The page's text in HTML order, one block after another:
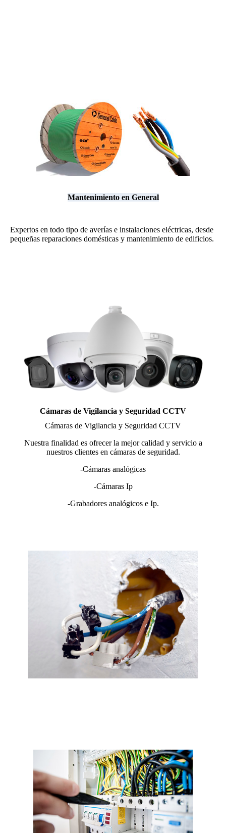
Mantenimiento en General
Expertos en todo tipo de averías e instalaciones eléctricas, desde
pequeñas reparaciones domésticas y mantenimiento de edificios.
Cámaras de Vigilancia y Seguridad CCTV
Cámaras de Vigilancia y Seguridad CCTV
Nuestra finalidad es ofrecer la mejor calidad y servicio a
nuestros clientes en cámaras de seguridad.
-Cámaras analógicas
-Cámaras Ip
-Grabadores analógicos e Ip.